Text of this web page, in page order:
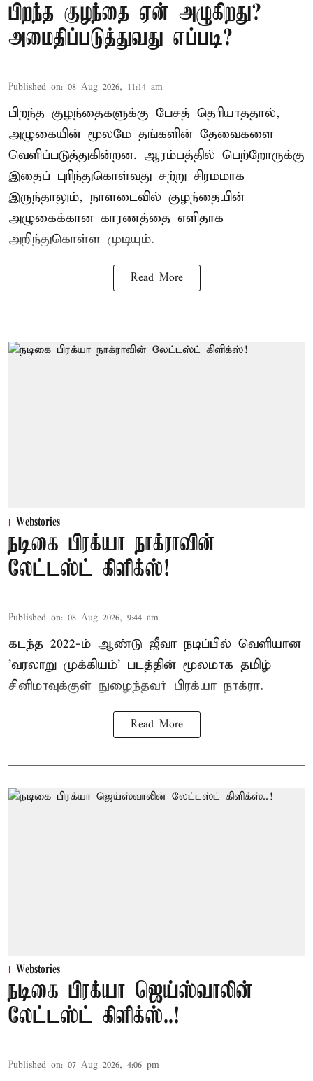
பிறந்த குழந்தை ஏன் அழுகிறது?
அமைதிப்படுத்துவது எப்படி?
Published on: 08 Aug 2026, 11:14 am
பிறந்த குழந்தைகளுக்கு பேசத் தெரியாததால்,
அழுகையின் மூலமே தங்களின் தேவைகளை
வெளிப்படுத்துகின்றன. ஆரம்பத்தில் பெற்றோருக்கு
இதைப் புரிந்துகொள்வது சற்று சிரமமாக
இருந்தாலும், நாளடைவில் குழந்தையின்
அழுகைக்கான காரணத்தை எளிதாக
அறிந்துகொள்ள முடியும்.
Read More
Webstories
நடிகை பிரக்யா நாக்ராவின்
லேட்டஸ்ட் கிளிக்ஸ்!
Published on: 08 Aug 2026, 9:44 am
கடந்த 2022-ம் ஆண்டு ஜீவா நடிப்பில் வெளியான
'வரலாறு முக்கியம்' படத்தின் மூலமாக தமிழ்
சினிமாவுக்குள் நுழைந்தவர் பிரக்யா நாக்ரா.
Read More
Webstories
நடிகை பிரக்யா ஜெய்ஸ்வாலின்
லேட்டஸ்ட் கிளிக்ஸ்..!
Published on: 07 Aug 2026, 4:06 pm